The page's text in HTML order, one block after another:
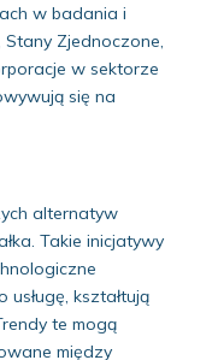
w badania i
Zjednoczone,
w sektorze
się na
alternatyw
Takie inicjatywy
kształtują
te mogą
między